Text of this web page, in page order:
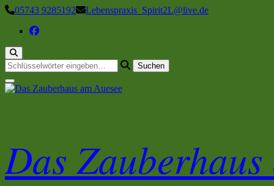
Zum
springen
05743 9285192 Lebenspraxis_Spirit2L@live.de
Suchst
du
nach
Das Zauberhaus